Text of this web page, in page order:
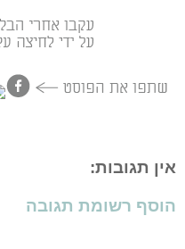
אין תגובות:
הוסף רשומת תגובה